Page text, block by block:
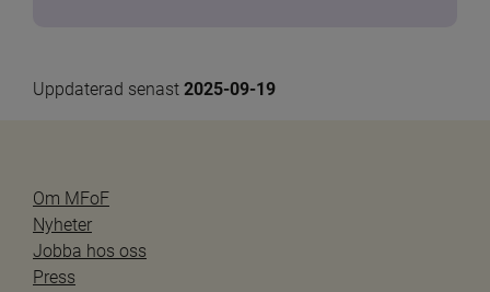
Uppdaterad senast 2025-09-19
Om MFoF
Nyheter
Jobba hos oss
Press